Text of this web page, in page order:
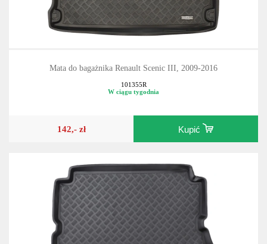
Mata do bagażnika Renault Scenic III, 2009-2016
101355R
W ciągu tygodnia
142,- zł Kupić